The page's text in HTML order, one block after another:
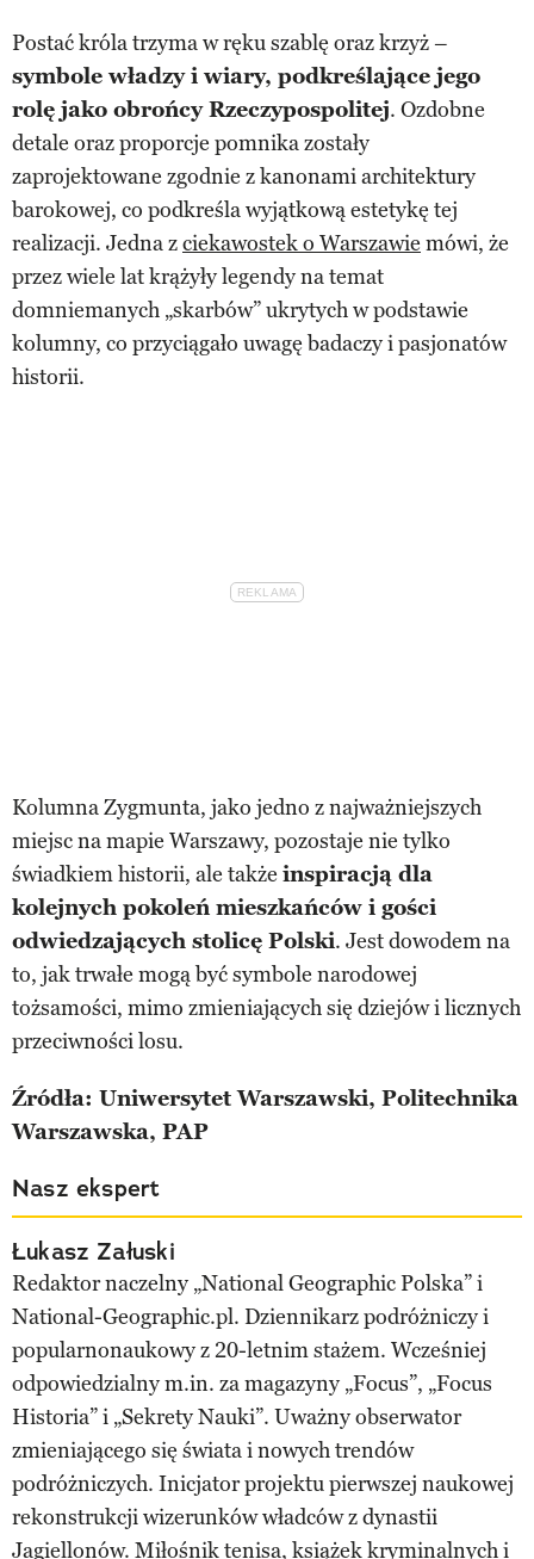
Postać króla trzyma w ręku szablę oraz krzyż –
symbole władzy i wiary, podkreślające jego
rolę jako obrońcy Rzeczypospolitej. Ozdobne
detale oraz proporcje pomnika zostały
zaprojektowane zgodnie z kanonami architektury
barokowej, co podkreśla wyjątkową estetykę tej
realizacji. Jedna zciekawostek o Warszawie mówi, że
przez wiele lat krążyły legendy na temat
domniemanych „skarbów” ukrytych w podstawie
kolumny, co przyciągało uwagę badaczy i pasjonatów
historii.
Kolumna Zygmunta, jako jedno z najważniejszych
miejsc na mapie Warszawy, pozostaje nie tylko
świadkiem historii, ale także inspiracją dla
kolejnych pokoleń mieszkańców i gości
odwiedzających stolicę Polski. Jest dowodem na
to, jak trwałe mogą być symbole narodowej
tożsamości, mimo zmieniających się dziejów i licznych
przeciwności losu.
Źródła: Uniwersytet Warszawski, Politechnika
Warszawska, PAP
Nasz ekspert
Łukasz Załuski
Redaktor naczelny „National Geographic Polska” i
National-Geographic.pl. Dziennikarz podróżniczy i
popularnonaukowy z 20-letnim stażem. Wcześniej
odpowiedzialny m.in. za magazyny „Focus”, „Focus
Historia” i „Sekrety Nauki”. Uważny obserwator
zmieniającego się świata i nowych trendów
podróżniczych. Inicjator projektu pierwszej naukowej
rekonstrukcji wizerunków władców z dynastii
Jagiellonów. Miłośnik tenisa, książek kryminalnych i